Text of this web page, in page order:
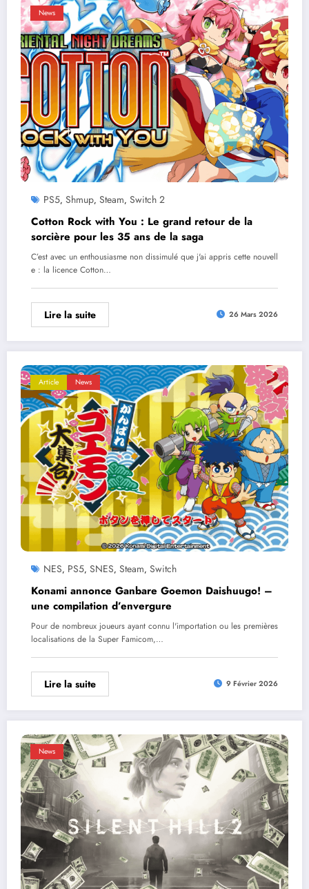
News
PS5, Shmup, Steam, Switch 2
Cotton Rock with You : Le grand retour de la
sorcière pour les 35 ans de la saga
C’est avec un enthousiasme non dissimulé que j'ai appris cette nouvell
e : la licence Cotton…
Lire la suite 26 Mars 2026
Article News
NES, PS5, SNES, Steam, Switch
Konami annonce Ganbare Goemon Daishuugo! –
une compilation d’envergure
Pour de nombreux joueurs ayant connu l'importation ou les premières
localisations de la Super Famicom,…
Lire la suite 9 Février 2026
News